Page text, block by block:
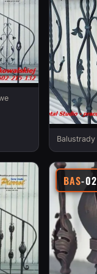
BAS-